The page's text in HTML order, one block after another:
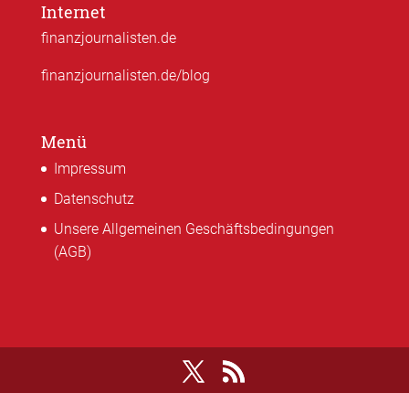
Internet
finanzjournalisten.de
finanzjournalisten.de/blog
Menü
Impressum
Datenschutz
Unsere Allgemeinen Geschäftsbedingungen
(AGB)